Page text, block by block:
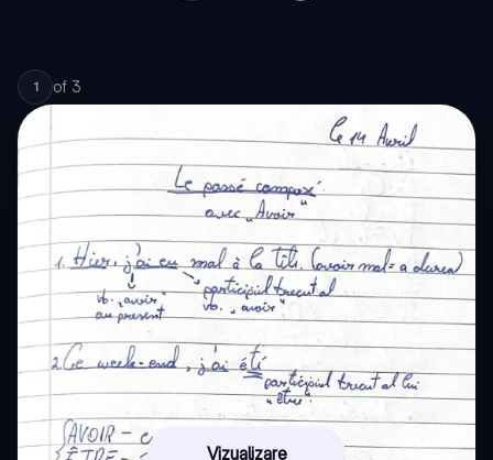
1 of 3
Vizualizare